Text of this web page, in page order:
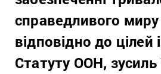
справедливого миру
відповідно до цілей
Статуту ООН, зусиль